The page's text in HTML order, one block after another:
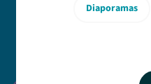
Diaporamas